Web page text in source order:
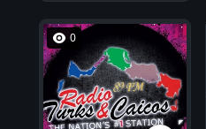
0